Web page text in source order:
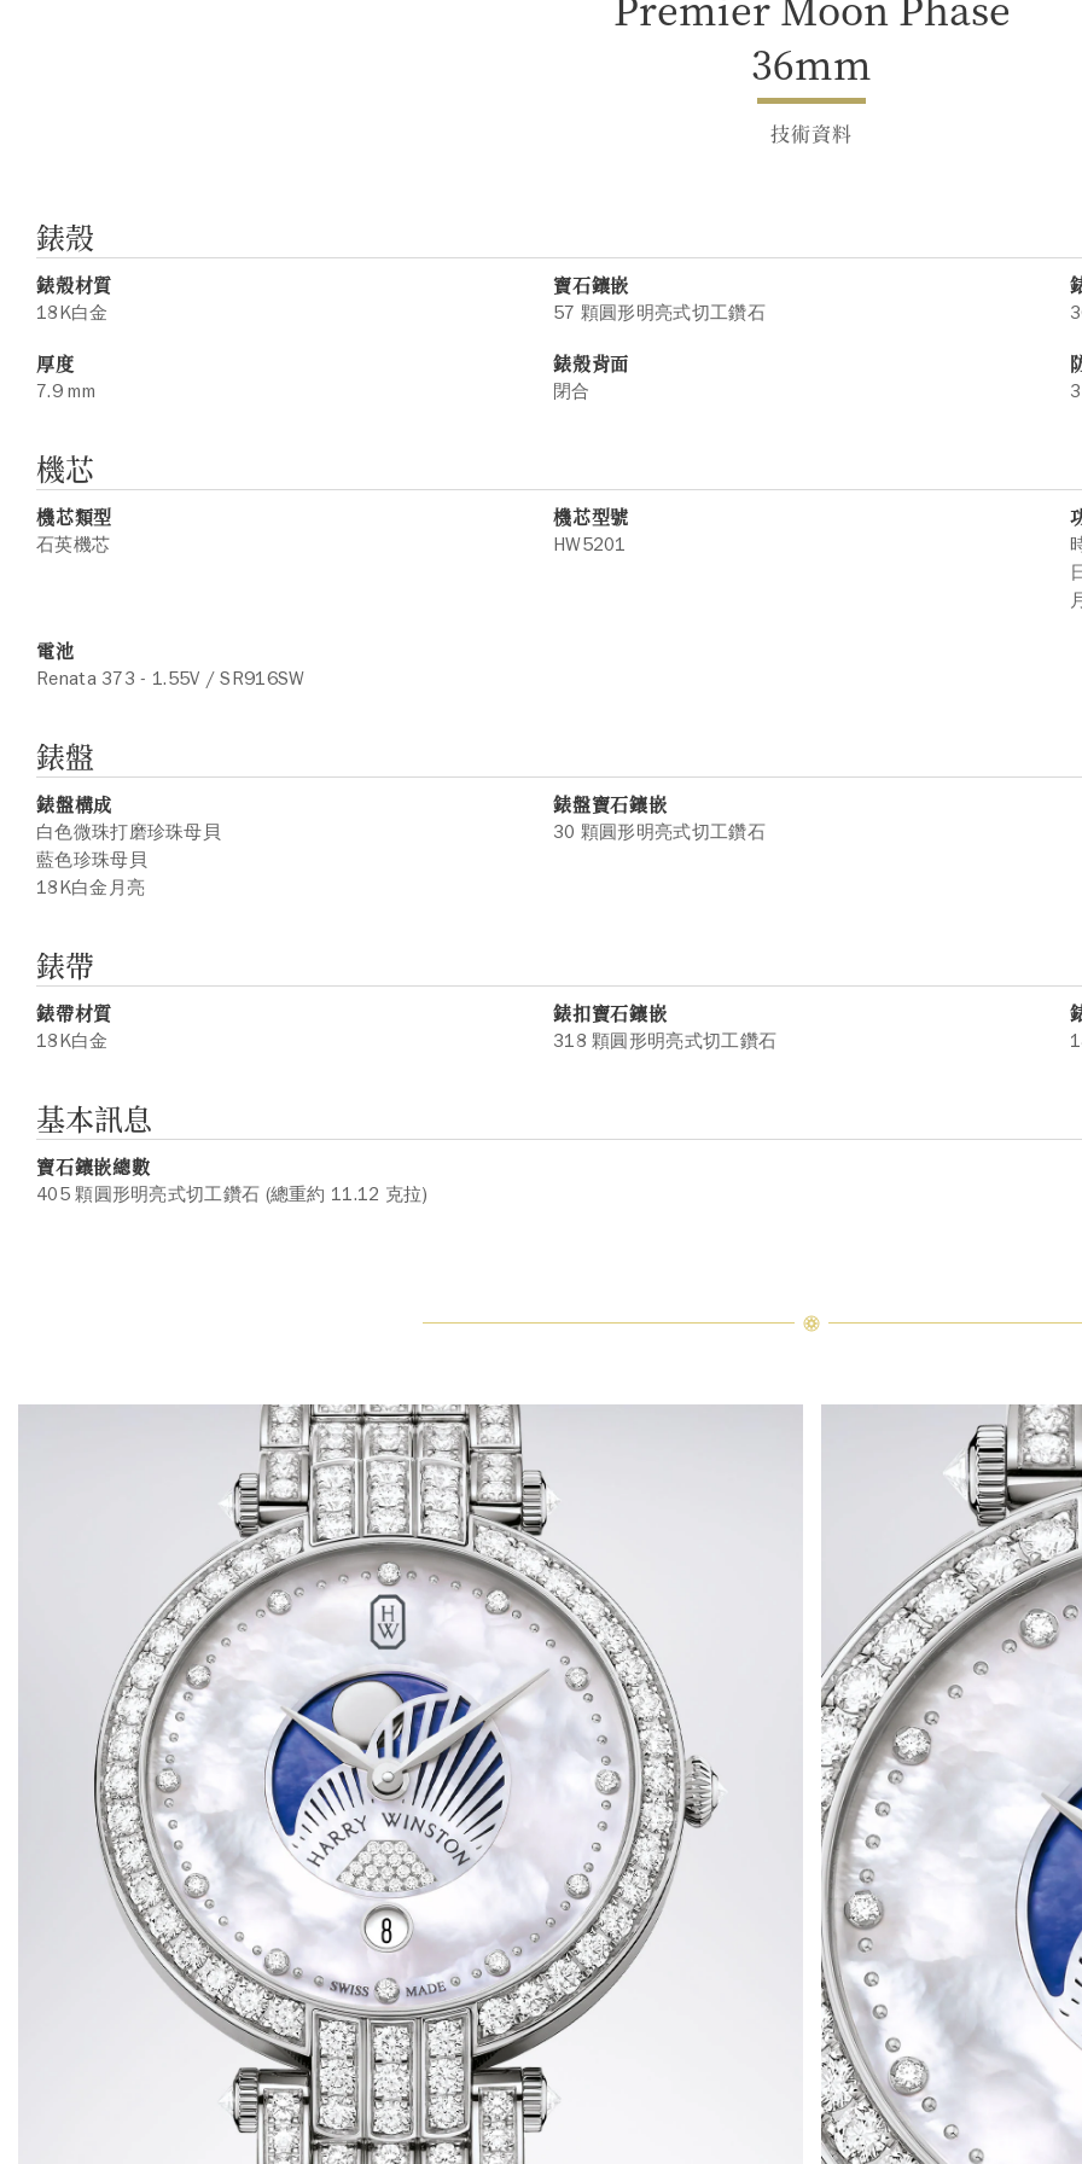
36mm
技術資料
錶殼
錶殼材質
18K白金
寶石鑲嵌
57 顆圓形明亮式切工鑽石
厚度
7.9 mm
錶殼背面
閉合 3
機芯
機芯類型
石英機芯
機芯型號
HW5201
電池
Renata 373 - 1.55V / SR916SW
錶盤
錶盤構成
白色微珠打磨珍珠母貝
藍色珍珠母貝
18K白金月亮
錶盤寶石鑲嵌
30 顆圓形明亮式切工鑽石
錶帶
錶帶材質
18K白金
錶扣寶石鑲嵌
318 顆圓形明亮式切工鑽石
基本訊息
寶石鑲嵌總數
405 顆圓形明亮式切工鑽石 (總重約 11.12 克拉)